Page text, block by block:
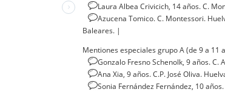
Laura Albea Crivicich, 14 años. C.
Azucena Tomico. C. Montessori.
Baleares. |
Mentiones especiales grupo A (de 9 a 11
Gonzalo Fresno Schenolk, 9 años. C.
Ana Xia, 9 años. C.P. José Oliva.
Sonia Fernández Fernández, 10